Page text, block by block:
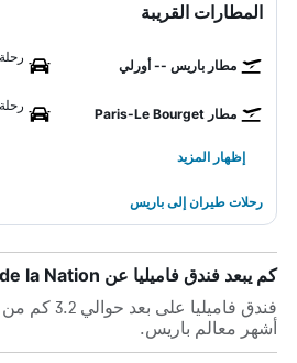
المطارات القريبة
مطار باريس -- أورلي
رحلة
مطار Paris-Le Bourget
رحلة
إظهار المزيد
رحلات طيران إلى باريس
كم يبعد فندق فاميليا عن Place de la Nation؟
أشهر معالم باريس.